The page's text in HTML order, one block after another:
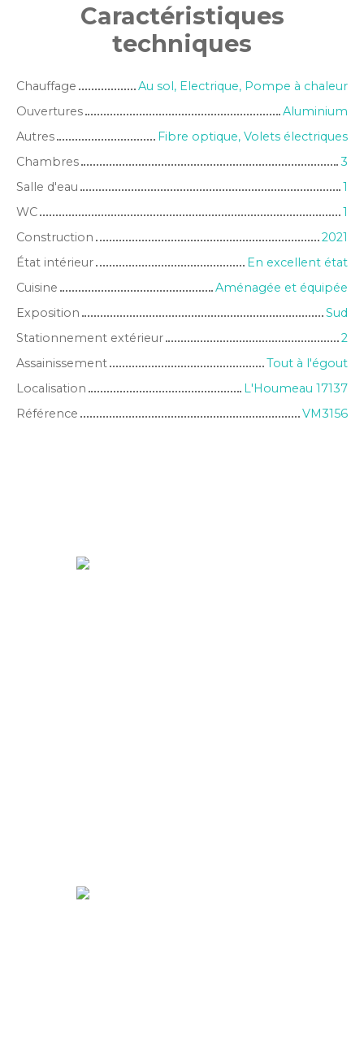
Caractéristiques
techniques
Chauffage
Au sol, Electrique, Pompe à chaleur
Ouvertures
Aluminium
Autres
Fibre optique, Volets électriques
Chambres
3
Salle d'eau
1
WC
1
Construction
2021
État intérieur
En excellent état
Cuisine
Aménagée et équipée
Exposition
Sud
Stationnement extérieur
2
Assainissement
Tout à l'égout
Localisation
L'Houmeau 17137
Référence
VM3156